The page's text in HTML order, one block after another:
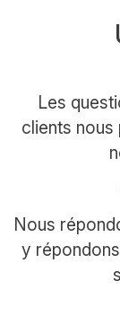
Les
clients
Nous
y